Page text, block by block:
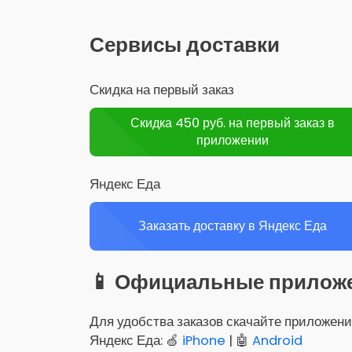
Сервисы доставки
Скидка на первый заказ
Скидка 450 руб. на первый заказ в
приложении
Яндекс Еда
Заказать доставку в Яндекс Еда
📱 Официальные
Для удобства заказов скачайте
Яндекс Еда: 🍏 iPhone | 🤖 Android